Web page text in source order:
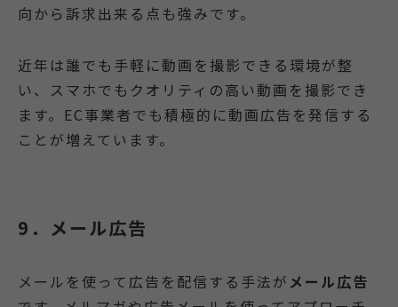
向から訴求出来る点も強みです。
近年は誰でも手軽に動画を撮影できる環境が整
い、スマホでもクオリティの高い動画を撮影でき
ます。EC事業者でも積極的に動画広告を発信する
ことが増えています。
9．メール広告
メールを使って広告を配信する手法が メール広告